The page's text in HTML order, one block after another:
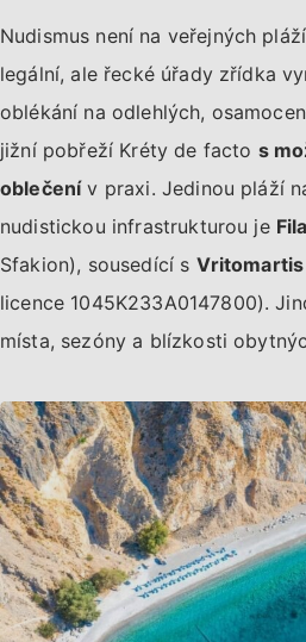
Nudismus není na veřejných
legální, ale řecké úřady zřídka
oblékání na odlehlých,
jižní pobřeží Kréty de facto s
oblečenív praxi. Jedinou pláží
nudistickou infrastrukturou je
Sfakion), sousedící s
licence 1045K233A0147800).
místa, sezóny a blízkosti